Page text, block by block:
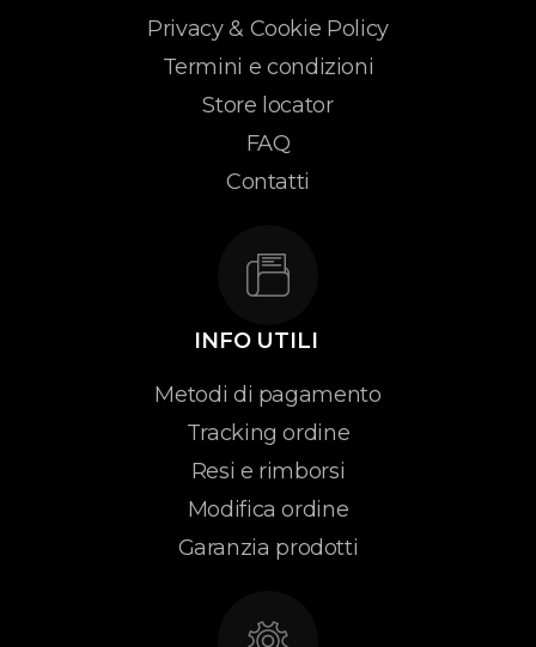
Privacy & Cookie Policy
Termini e condizioni
Store locator
FAQ
Contatti
INFO UTILI
Metodi di pagamento
Tracking ordine
Resi e rimborsi
Modifica ordine
Garanzia prodotti